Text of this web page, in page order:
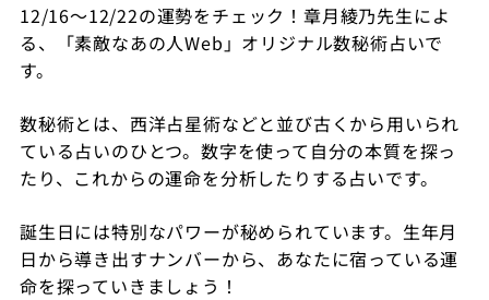
12/16～12/22の運勢をチェック！章月綾乃先生によ
る、「素敵なあの人Web」オリジナル数秘術占いで
す。
数秘術とは、西洋占星術などと並び古くから用いられ
ている占いのひとつ。数字を使って自分の本質を探っ
たり、これからの運命を分析したりする占いです。
誕生日には特別なパワーが秘められています。生年月
日から導き出すナンバーから、あなたに宿っている運
命を探っていきましょう！